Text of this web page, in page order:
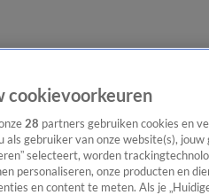
bijwonen
cookievoorkeuren
28 partners gebruiken cookies en
als gebruiker van onze website(s),
selecteert, worden
personaliseren, onze producten en
en content te meten. Als je